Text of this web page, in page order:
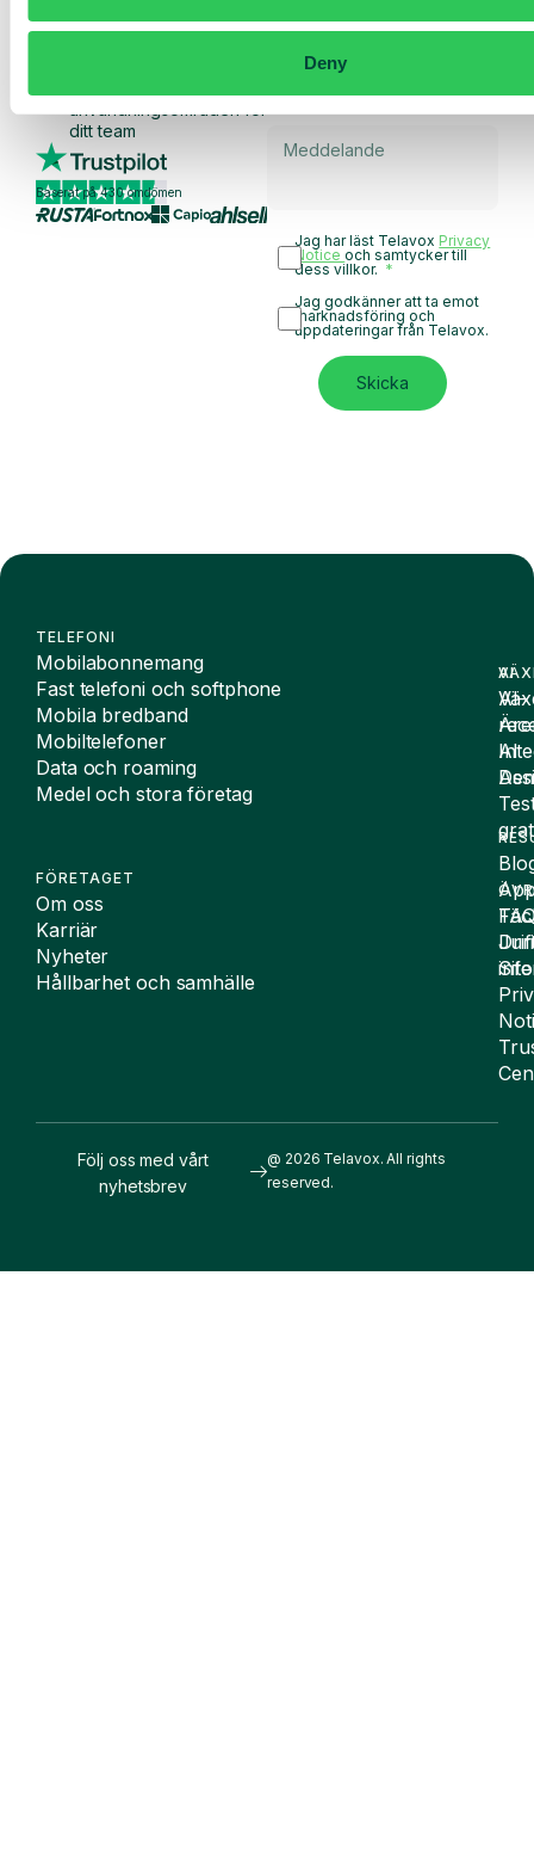
Deny
Offert anpassad för ditt
ditt team
Baserat på 430 omdömen
Jag har läst Telavox Privacy
Noticeoch samtycker till
dess villkor.
Jag godkänner att ta emot
marknadsföring och
uppdateringar från Telavox.
Skicka
TELEFONI
Mobilabonnemang
Fast telefoni och softphone
Mobila bredband
Mobiltelefoner
Data och roaming
Medel och stora företag
FÖRETAGET
Om oss
Karriär
Nyheter
Hållbarhet och samhälle
AI
AI-
AI
@ 2026 Telavox. All rights
reserved.
Följ oss med vårt
nyhetsbrev